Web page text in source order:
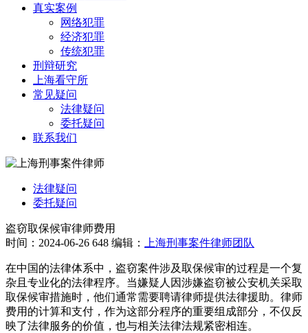
真实案例
网络犯罪
经济犯罪
传统犯罪
刑辩研究
上海看守所
常见疑问
法律疑问
委托疑问
联系我们
法律疑问
委托疑问
盗窃取保候审律师费用
时间：2024-06-26 648 编辑： 上海刑事案件律师团队
在中国的法律体系中，盗窃案件涉及取保候审的过程是一个复
杂且专业化的法律程序。当嫌疑人因涉嫌盗窃被公安机关采取
取保候审措施时，他们通常需要聘请律师提供法律援助。律师
费用的计算和支付，作为这部分程序的重要组成部分，不仅反
映了法律服务的价值，也与相关法律法规紧密相连。